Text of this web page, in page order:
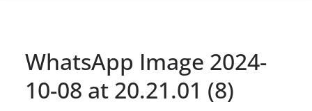
WhatsApp Image 2024-
10-08 at 20.21.01 (8)